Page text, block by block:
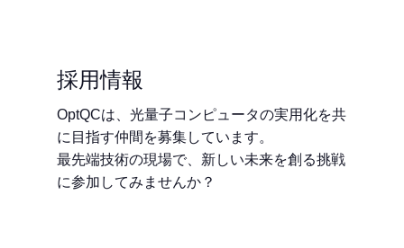
採用情報
OptQCは、光量子コンピュータの実用化を共
に目指す仲間を募集しています。
最先端技術の現場で、新しい未来を創る挑戦
に参加してみませんか？